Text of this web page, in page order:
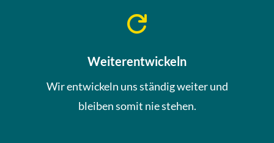

Weiterentwickeln
Wir entwickeln uns ständig weiter und
bleiben somit nie stehen.